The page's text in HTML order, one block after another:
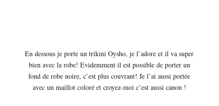
En dessous je porte un trikini Oysho, je l’adore et il va super
bien avec la robe! Evidemment il est possible de porter un
fond de robe noire, c’est plus couvrant! Je l’ai aussi portée
avec un maillot coloré et croyez-moi c’est aussi canon !